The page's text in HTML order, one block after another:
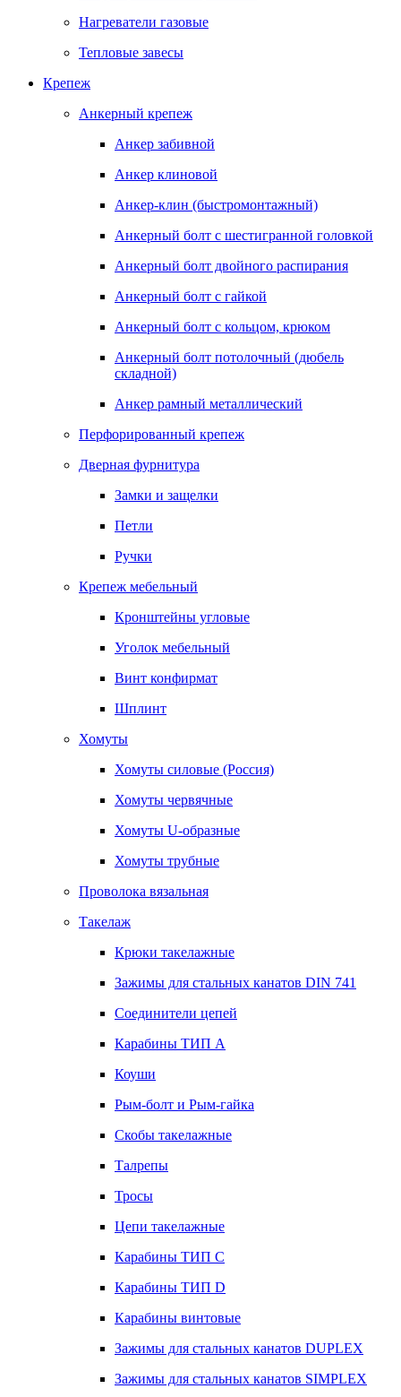
Нагреватели газовые
Тепловые завесы
Крепеж
Анкерный крепеж
Анкер забивной
Анкер клиновой
Анкер-клин (быстромонтажный)
Анкерный болт с шестигранной головкой
Анкерный болт двойного распирания
Анкерный болт с гайкой
Анкерный болт с кольцом, крюком
Анкерный болт потолочный (дюбель
складной)
Анкер рамный металлический
Перфорированный крепеж
Дверная фурнитура
Замки и защелки
Петли
Ручки
Крепеж мебельный
Кронштейны угловые
Уголок мебельный
Винт конфирмат
Шплинт
Хомуты
Хомуты силовые (Россия)
Хомуты червячные
Хомуты U-образные
Хомуты трубные
Проволока вязальная
Такелаж
Крюки такелажные
Зажимы для стальных канатов DIN 741
Соединители цепей
Карабины ТИП А
Коуши
Рым-болт и Рым-гайка
Скобы такелажные
Талрепы
Тросы
Цепи такелажные
Карабины ТИП C
Карабины ТИП D
Карабины винтовые
Зажимы для стальных канатов DUPLEX
Зажимы для стальных канатов SIMPLEX